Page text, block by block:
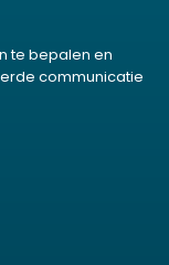
te bepalen en
communicatie